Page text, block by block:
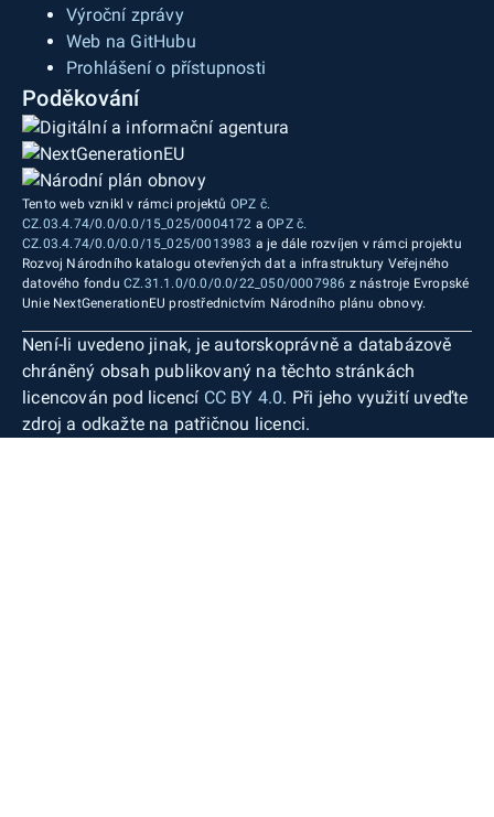
Výroční zprávy
Web na GitHubu
Prohlášení o přístupnosti
Poděkování
Tento web vznikl v rámci projektů OPZ č.
CZ.03.4.74/0.0/0.0/15_025/0004172 aOPZ č.
CZ.03.4.74/0.0/0.0/15_025/0013983 a je dále rozvíjen v rámci projektu
Rozvoj Národního katalogu otevřených dat a infrastruktury Veřejného
datového fondu CZ.31.1.0/0.0/0.0/22_050/0007986 z nástroje Evropské
Unie NextGenerationEU prostřednictvím Národního plánu obnovy.
Není-li uvedeno jinak, je autorskoprávně a databázově
chráněný obsah publikovaný na těchto stránkách
licencován pod licencí CC BY 4.0. Při jeho využití uveďte
zdroj a odkažte na patřičnou licenci.